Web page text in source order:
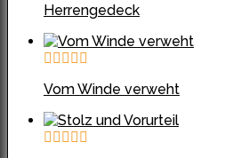
Herrengedeck
Vom Winde verweht